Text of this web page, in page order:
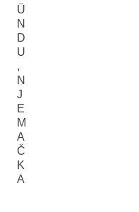
Ü
N
D
U
,
N
J
E
M
A
Č
K
A